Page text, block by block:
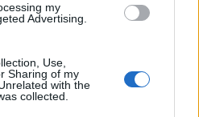
my
Advertising.
Use,
Sharing of my
with the
collected.
tra Mondiali e Serie A